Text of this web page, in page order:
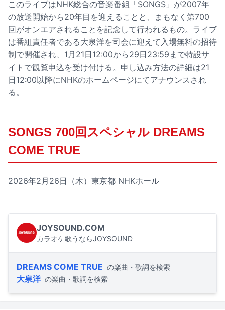
このライブはNHK総合の音楽番組「SONGS」が2007年
の放送開始から20年目を迎えることと、まもなく第700
回がオンエアされることを記念して行われるもの。ライブ
は番組責任者である大泉洋を司会に迎えて入場無料の招待
制で開催され、1月21日12:00から29日23:59まで特設サ
イトで観覧申込を受け付ける。申し込み方法の詳細は21
日12:00以降にNHKのホームページにてアナウンスされ
る。
SONGS 700回スペシャル DREAMS
COME TRUE
2026年2月26日（木）東京都 NHKホール
JOYSOUND.COM
カラオケ歌うならJOYSOUND
DREAMS COME TRUE の楽曲・歌詞を検索
大泉洋 の楽曲・歌詞を検索